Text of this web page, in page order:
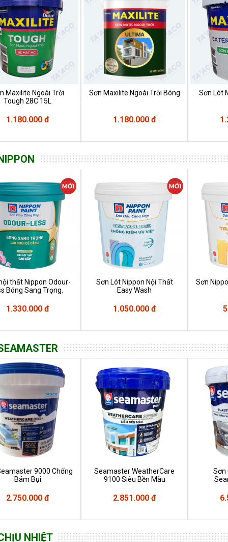
Maxilite Ngoài Trời
Tough 28C 15L
1.180.000 đ
Sơn Maxilite Ngoài Trời Bóng
1.180.000 đ
Sơn Lót
thất Nippon Odour-
Bóng Sang Trọng.
1.330.000 đ
Sơn Lót Nippon Nội Thất
Easy Wash
1.050.000 đ
Sơn
9000 Chống
Bám Bụi
2.750.000 đ
Seamaster WeatherCare
9100 Siêu Bền Màu
2.851.000 đ
Sơn
NHIỆT